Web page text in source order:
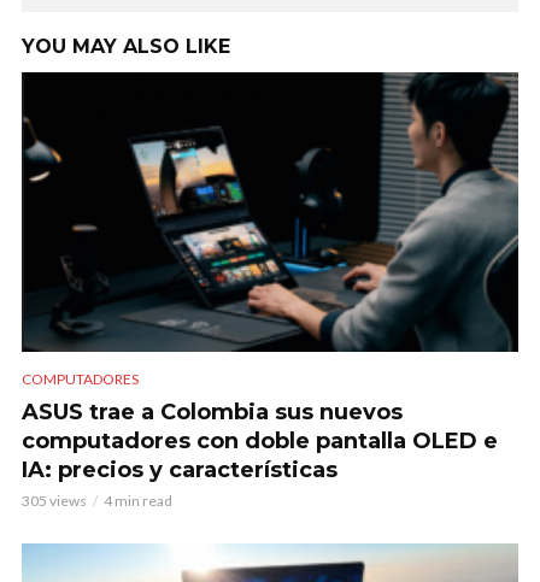
YOU MAY ALSO LIKE
COMPUTADORES
ASUS trae a Colombia sus nuevos
computadores con doble pantalla OLED e
IA: precios y características
305 views 4 min read